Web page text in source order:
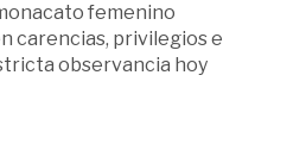
femenino
carencias, privilegios e
observancia hoy